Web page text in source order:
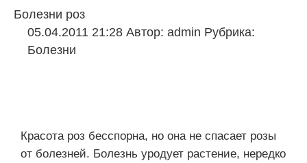
Болезни роз
05.04.2011 21:28 Автор: admin Рубрика:
Болезни
Красота роз бесспорна, но она не спасает розы
от болезней. Болезнь уродует растение, нередко